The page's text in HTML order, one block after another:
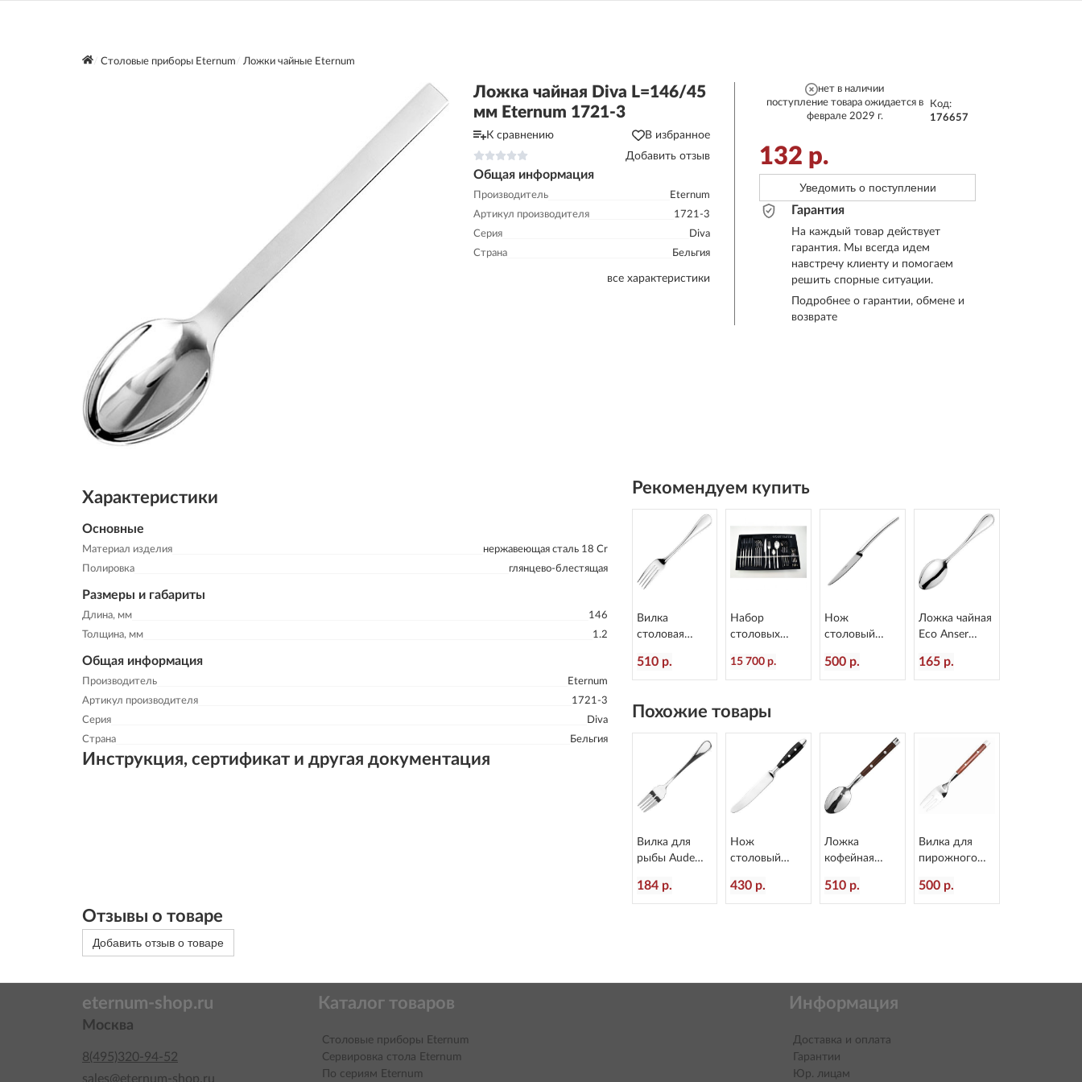
Столовые приборы Eternum Ложки чайные Eternum
Ложка чайная Diva L=146/45
мм Eternum 1721-3
К сравнению
В избранное
Добавить отзыв
Общая информация
Производитель
Eternum
Артикул производителя
1721-3
Серия
Diva
Страна
Бельгия
все характеристики
нет в наличии
поступление товара ожидается в
феврале 2029 г.
Код:
176657
132 р.
Уведомить о поступлении
Гарантия
На каждый товар действует
гарантия. Мы всегда идем
навстречу клиенту и помогаем
решить спорные ситуации.
Подробнее о гарантии, обмене и
возврате
Характеристики
Основные
Материал изделия
нержавеющая сталь 18 Cr
Полировка
глянцево-блестящая
Размеры и габариты
Длина, мм
146
Толщина, мм
1.2
Общая информация
Производитель
Eternum
Артикул производителя
1721-3
Серия
Diva
Страна
Бельгия
Инструкция, сертификат и другая документация
Рекомендуем купить
Вилка
столовая
L=209/70 мм
Eternum 1670-
510 р.
Набор
столовых
Alaska 24
предмета
BE24
15 700 р.
Нож
столовый
L=226/100 мм
Eternum 2080-
500 р.
Ложка чайная
Eco Anser
Eternum 968-3
165 р.
Похожие товары
Вилка для
рыбы Aude
Eternum 1922-
16
184 р.
Нож
столовый
L=214/12 мм
Eternum 8004-
430 р.
Ложка
кофейная
пластиковая
ручка
510 р.
Вилка для
пирожного
пластиковая
ручка
500 р.
Отзывы о товаре
Добавить отзыв о товаре
eternum-shop.ru
Москва
8(495)320-94-52
sales@eternum-shop.ru
Каталог товаров
Столовые приборы Eternum
Сервировка стола Eternum
По сериям Eternum
Информация
Доставка и оплата
Гарантии
Юр. лицам